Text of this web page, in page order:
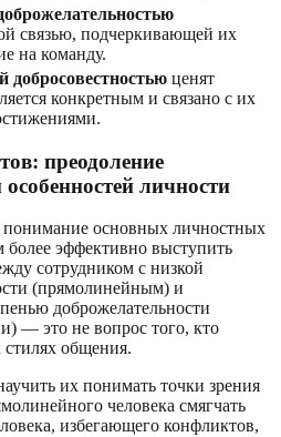
связью, подчеркивающей их
на команду.
добросовестностью ценят
конкретным и связано с их
преодоление
личности
понимание основных личностных
эффективно выступить
сотрудником с низкой
(прямолинейным) и
доброжелательности
— это не вопрос того, кто
стилях общения.
их понимать точки зрения
человека смягчать
избегающего конфликтов,